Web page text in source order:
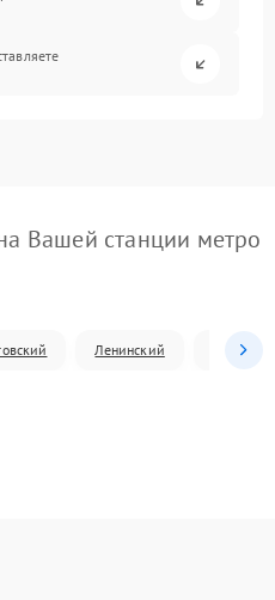
Вашей станции метро
Ленинский